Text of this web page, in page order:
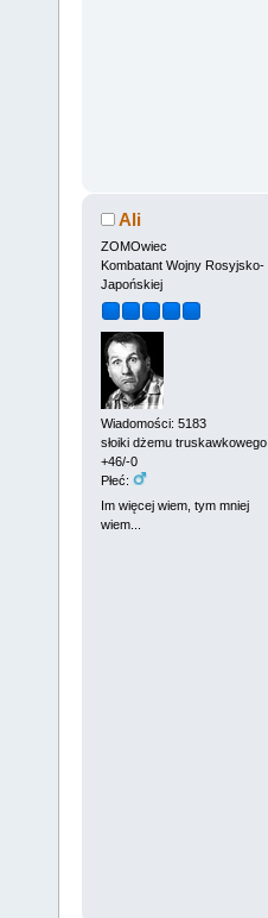
Ali
ZOMOwiec
Kombatant Wojny Rosyjsko-
Japońskiej
Wiadomości: 5183
słoiki dżemu truskawkowego
+46/-0
Płeć:
Im więcej wiem, tym mniej
wiem...